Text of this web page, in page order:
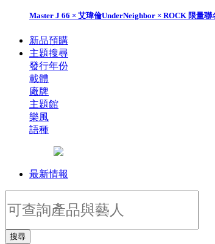
Master J 66 × 艾瑋倫UnderNeighbor × ROCK 限量聯
新品預購
主題搜尋
發行年份
載體
廠牌
主題館
樂風
語種
最新情報
搜尋